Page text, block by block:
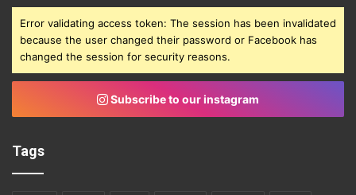
Error validating access token: The session has been invalidated
because the user changed their password or Facebook has
changed the session for security reasons.
Subscribe to our instagram
Tags